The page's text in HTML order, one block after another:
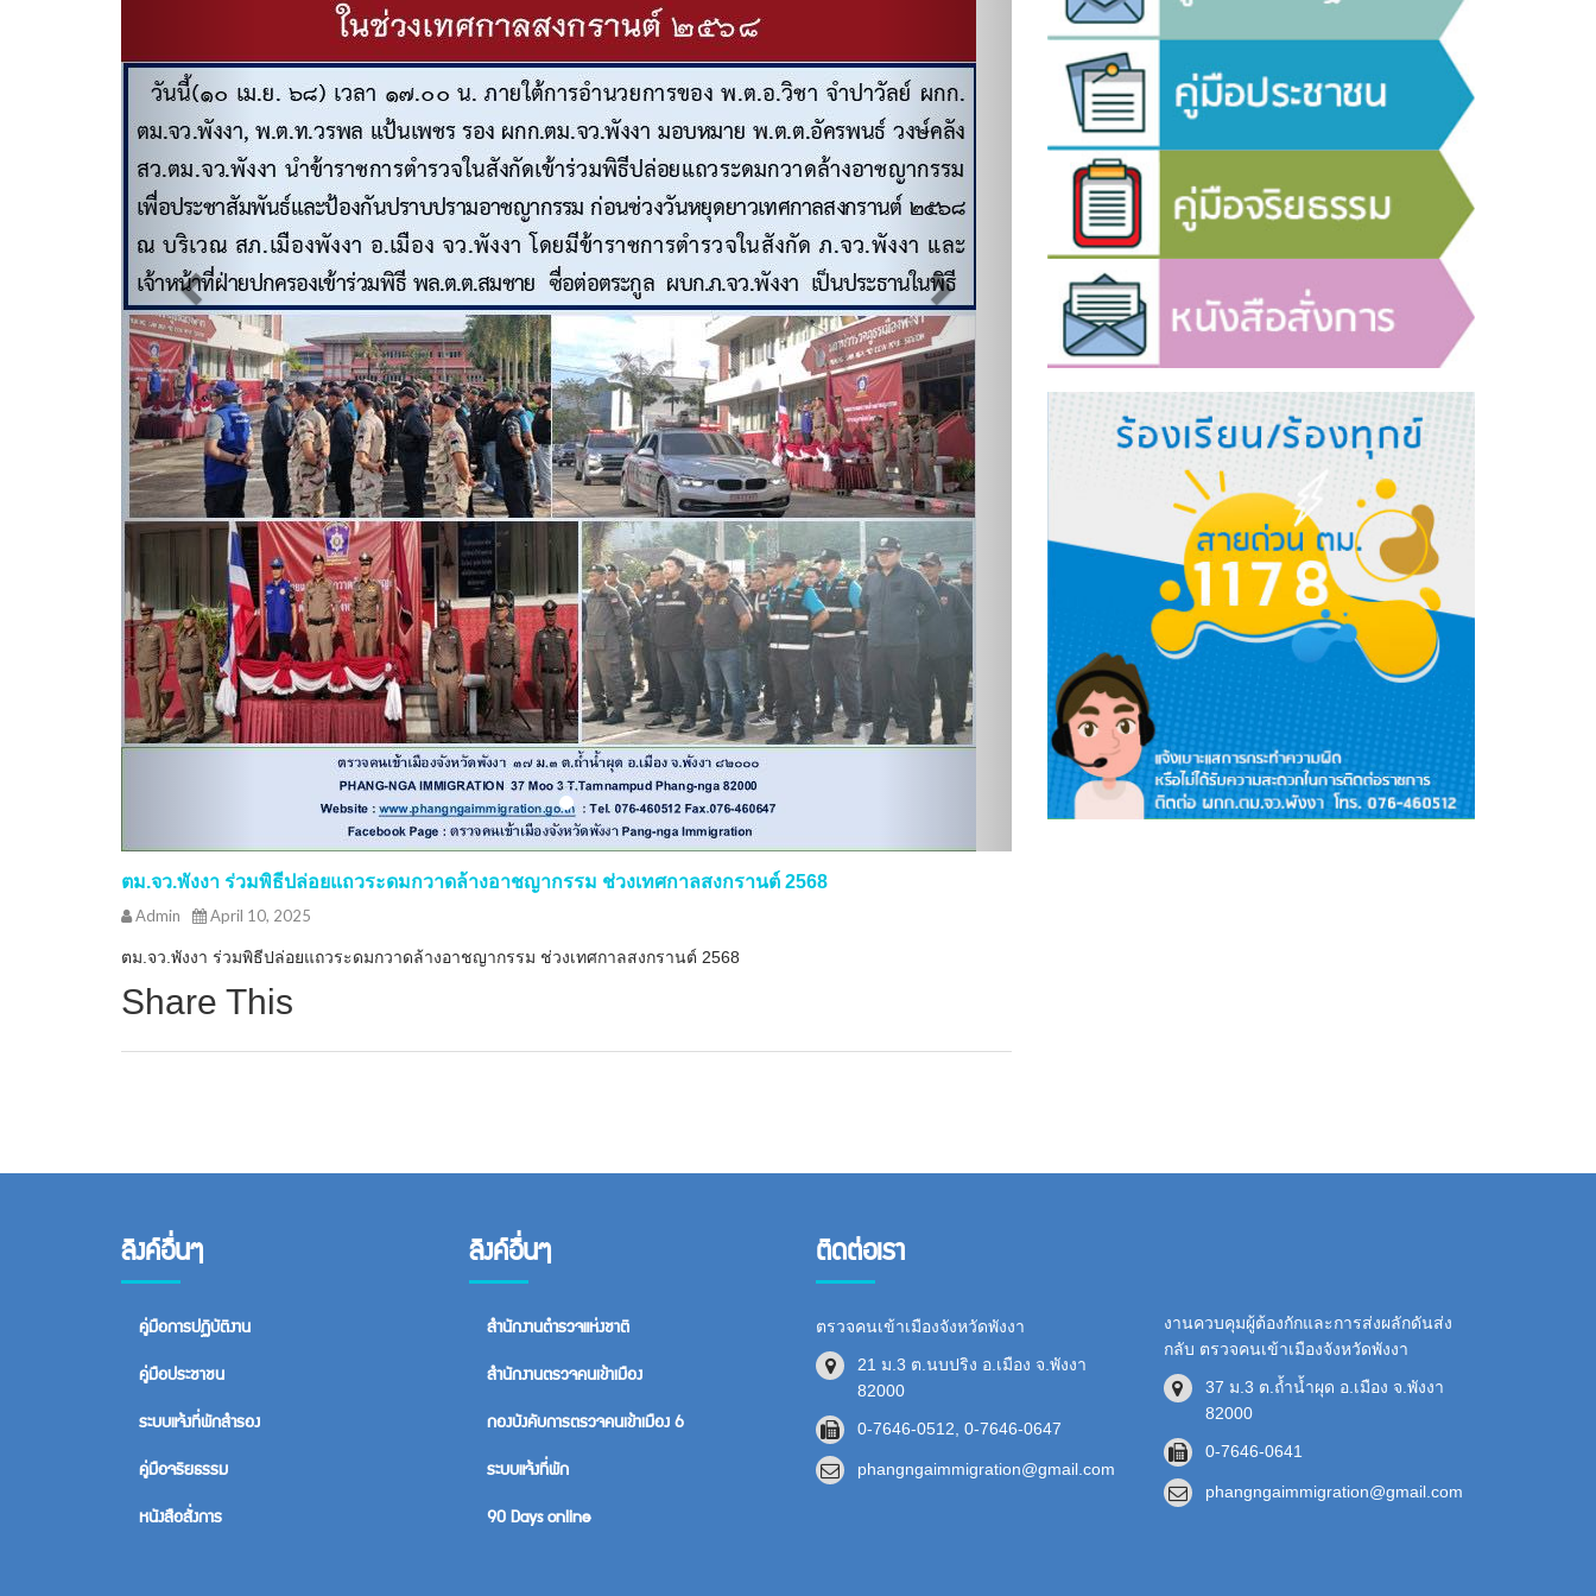
...
ตม.จว.พังงา ร่วมพิธีปล่อยแถวระดมกวาดล้างอาชญากรรม ช่วงเทศกาลสงกรานต์ 2568
Admin April 10, 2025
ตม.จว.พังงา ร่วมพิธีปล่อยแถวระดมกวาดล้างอาชญากรรม ช่วงเทศกาลสงกรานต์ 2568
Share This
ลิงค์อื่นๆ
คู่มือการปฏิบัติงาน
คู่มือประชาชน
ระบบแจ้งที่พักสำรอง
คู่มือจริยธรรม
หนังสือสั่งการ
ลิงค์อื่นๆ
สำนักงานตำรวจแห่งชาติ
สำนักงานตรวจคนเข้าเมือง
กองบังคับการตรวจคนเข้าเมือง 6
ระบบแจ้งที่พัก
90 Days online
ติดต่อเรา
ตรวจคนเข้าเมืองจังหวัดพังงา
21 ม.3 ต.นบปริง อ.เมือง จ.พังงา
82000
0-7646-0512, 0-7646-0647
phangngaimmigration@gmail.com
งานควบคุมผู้ต้องกักและการส่งผลักดันส่ง
กลับ ตรวจคนเข้าเมืองจังหวัดพังงา
37 ม.3 ต.ถ้ำน้ำผุด อ.เมือง จ.พังงา
82000
0-7646-0641
phangngaimmigration@gmail.com